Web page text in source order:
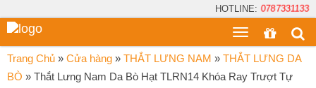
HOTLINE: 0787331133
Toggle
menu
Trang Chủ » Cửa hàng » THẮT LƯNG NAM » THẮT LƯNG DA
BÒ » Thắt Lưng Nam Da Bò Hạt TLRN14 Khóa Ray Trượt Tự